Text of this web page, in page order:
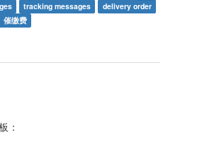
tracking messages
delivery order
催缴费
：